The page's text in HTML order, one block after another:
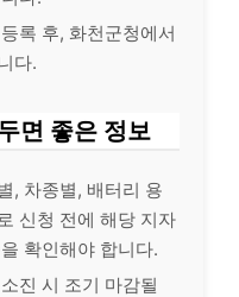
록 후, 화천군청에서
다.
면 좋은 정보
, 차종별, 배터리 용
신청 전에 해당 지자
확인해야 합니다.
진 시 조기 마감될